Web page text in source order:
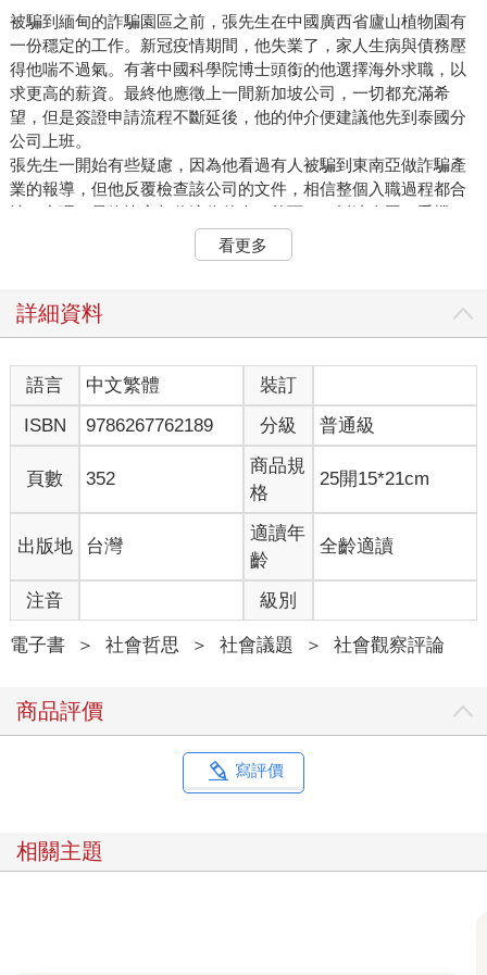
被騙到緬甸的詐騙園區之前，張先生在中國廣西省廬山植物園有
一份穩定的工作。新冠疫情期間，他失業了，家人生病與債務壓
得他喘不過氣。有著中國科學院博士頭銜的他選擇海外求職，以
求更高的薪資。最終他應徵上一間新加坡公司，一切都充滿希
望，但是簽證申請流程不斷延後，他的仲介便建議他先到泰國分
公司上班。
張先生一開始有些疑慮，因為他看過有人被騙到東南亞做詐騙產
業的報導，但他反覆檢查該公司的文件，相信整個入職過程都合
法、合理，最終決定相信這位仲介。然而，一抵達泰國，手機、
證件、護照就全部被沒收，接著他就被帶到泰緬邊境的緬甸克倫
邦苗瓦迪鎮區，進入一個詐騙園區，被迫執行殺豬盤詐騙，假扮
在園區裡，張先生聽說有些人成功逃脫，因此也開始想著逃跑的
園區外圍每隔幾百公尺就有哨站，還有更多武裝士兵監控著園區
的周邊區域。
想逃，就得冒著遇到園區內外武裝士兵的風險。對緬甸不熟，又
沒有錢賄賂他人來保障自己的安全，張先生最終放棄逃跑的想
法，轉而向中國媒體求助。中國媒體被他博士的身分吸引，便很
媒體不斷報導張先生的故事，讓囚禁他的詐騙團體面臨極大的壓
力，因而同意把贖金從12萬元人民幣（約合新臺幣490,800元）降
到5萬9千元人民幣（約合新臺幣241,310元）。張先生的家人付了
贖金，他終於得以逃離。
張先生菁英機構出身的博士身分，讓他的故事占據中國媒體版
面，激起中國輿論對詐騙產業的憤慨。但不是每一個東南亞詐騙
間，中國四川省有2位年輕人，名叫阿雲和阿沛（皆為音譯），分
別只有17歲和20歲，輾轉於家鄉的建築工地之間勉強度日。有一
天，他們在中國熱門網路直播平臺快手，看到一個好像很不錯的
機會。平臺上這份工作的薪資，是他們每日工資的2倍，還提供食
個城市，進行實體面試，但他們興奮的情緒瞬間轉為恐懼，因為
看更多
詳細資料
語言 中文繁體
裝訂
ISBN
9786267762189 分級 普通級
頁數 352
商品規
格
25開15*21cm
出版地 台灣
適讀年
齡
全齡適讀
注音 級別
電子書 ＞ 社會哲思 ＞ 社會議題 ＞ 社會觀察評論
商品評價
寫評價
相關主題